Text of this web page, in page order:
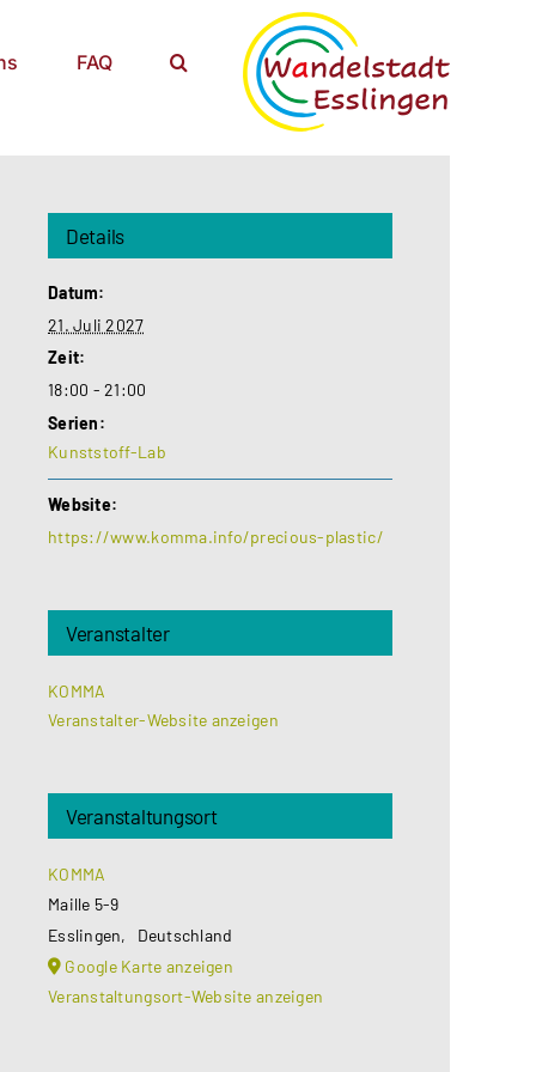
FAQ
Details
Datum:
21. Juli 2027
Zeit:
18:00 - 21:00
Serien:
Kunststoff-Lab
Website:
https://www.komma.info/precious-plastic/
Veranstalter
KOMMA
Veranstalter-Website anzeigen
Veranstaltungsort
KOMMA
Maille 5-9
Esslingen,
Deutschland
Google Karte anzeigen
Veranstaltungsort-Website anzeigen